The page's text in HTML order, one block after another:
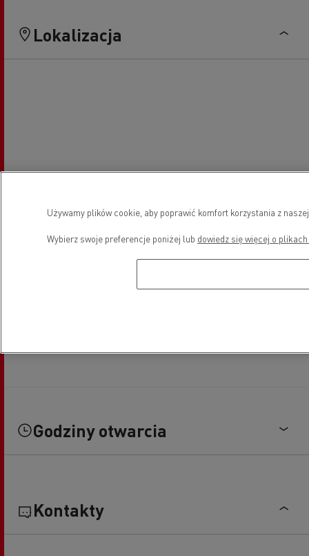
Lokalizacja
Godziny otwarcia
Kontakty
Używamy plików cookie, aby poprawić komfort korzystania z
Wybierz swoje preferencje poniżej lub dowiedz się więcej o